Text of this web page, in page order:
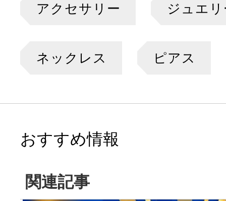
アクセサリー ジュエ
ネックレス ピアス
おすすめ情報
関連記事